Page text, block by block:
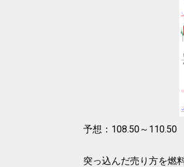
予想：108.50～110.50
突っ込んだ売り方を燃